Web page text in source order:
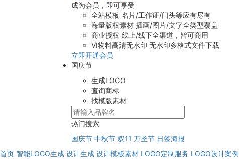
成为会员，即可享受
全站模板 名片/工作证/门头等应有尽有
海量版权素材 插画/图片/文字全类型覆盖
商业授权 线上/线下全渠道，皆可商用
VI物料高清无水印 无水印多格式文件下载
立即开通会员
国庆节
生成LOGO
查询商标
找模版素材
热门搜索
国庆节 中秋节 双11 万圣节 日签海报
首页 智能LOGO生成 设计生成 设计模板素材 LOGO定制服务 LOGO设计案例